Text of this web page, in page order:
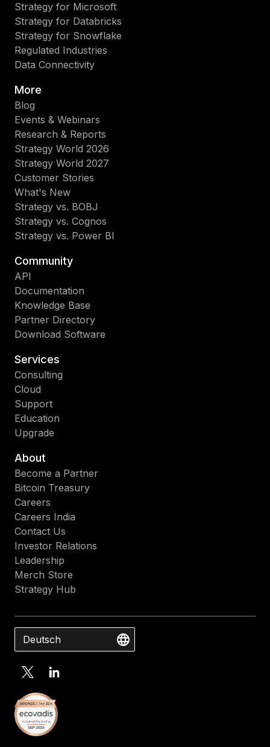
Strategy for Microsoft
Strategy for Databricks
Strategy for Snowflake
Regulated Industries
Data Connectivity
More
Blog
Events & Webinars
Research & Reports
Strategy World 2026
Strategy World 2027
Customer Stories
What's New
Strategy vs. BOBJ
Strategy vs. Cognos
Strategy vs. Power BI
Community
API
Documentation
Knowledge Base
Partner Directory
Download Software
Services
Consulting
Cloud
Support
Education
Upgrade
About
Become a Partner
Bitcoin Treasury
Careers
Careers India
Contact Us
Investor Relations
Leadership
Merch Store
Strategy Hub
Deutsch